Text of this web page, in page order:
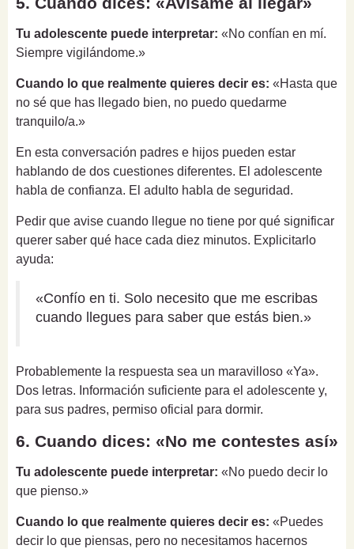
Tu adolescente puede interpretar: «No confían en mí.
Siempre vigilándome.»
Cuando lo que realmente quieres decir es: «Hasta que
no sé que has llegado bien, no puedo quedarme
tranquilo/a.»
En esta conversación padres e hijos pueden estar
hablando de dos cuestiones diferentes. El adolescente
habla de confianza. El adulto habla de seguridad.
Pedir que avise cuando llegue no tiene por qué significar
querer saber qué hace cada diez minutos. Explicitarlo
ayuda:
«Confío en ti. Solo necesito que me escribas
cuando llegues para saber que estás bien.»
Probablemente la respuesta sea un maravilloso «Ya».
Dos letras. Información suficiente para el adolescente y,
para sus padres, permiso oficial para dormir.
6. Cuando dices: «No me contestes así»
Tu adolescente puede interpretar: «No puedo decir lo
que pienso.»
Cuando lo que realmente quieres decir es: «Puedes
decir lo que piensas, pero no necesitamos hacernos